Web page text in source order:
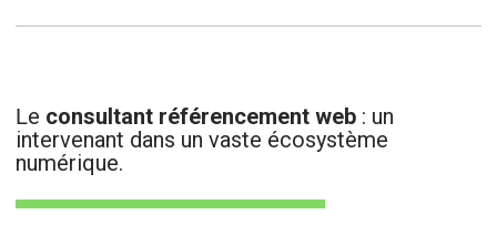
Le consultant référencement web : un
intervenant dans un vaste écosystème
numérique.